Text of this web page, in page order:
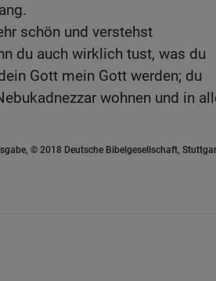
schön und verstehst
du auch wirklich tust, was du
Gott mein Gott werden; du
wohnen und in
© 2018 Deutsche Bibelgesellschaft,